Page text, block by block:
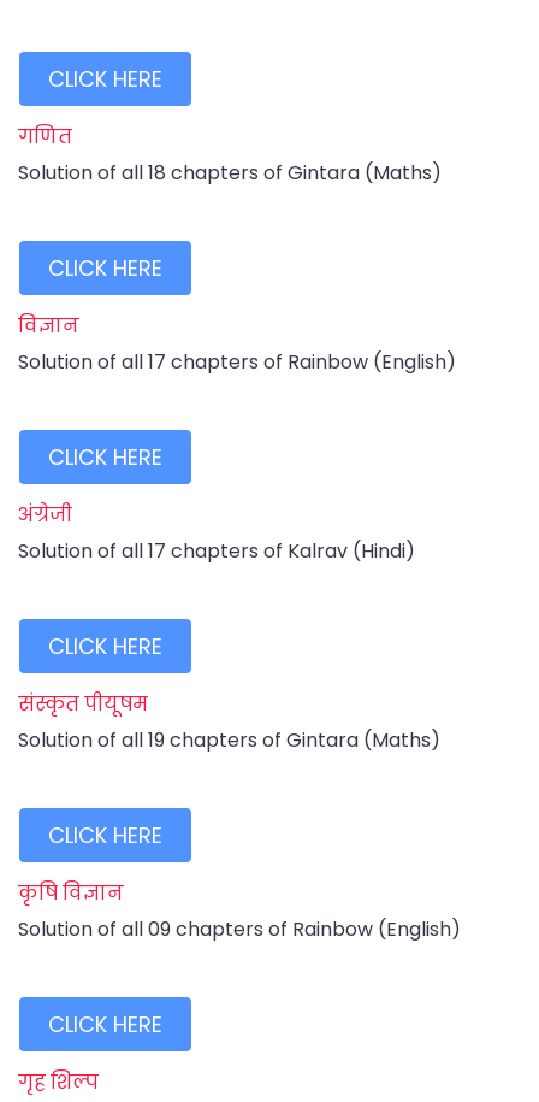
CLICK HERE
गणित
Solution of all 18 chapters of Gintara (Maths)
CLICK HERE
विज्ञान
Solution of all 17 chapters of Rainbow (English)
CLICK HERE
अंग्रेजी
Solution of all 17 chapters of Kalrav (Hindi)
CLICK HERE
संस्कृत पीयूषम
Solution of all 19 chapters of Gintara (Maths)
CLICK HERE
कृषि विज्ञान
Solution of all 09 chapters of Rainbow (English)
CLICK HERE
गृह शिल्प